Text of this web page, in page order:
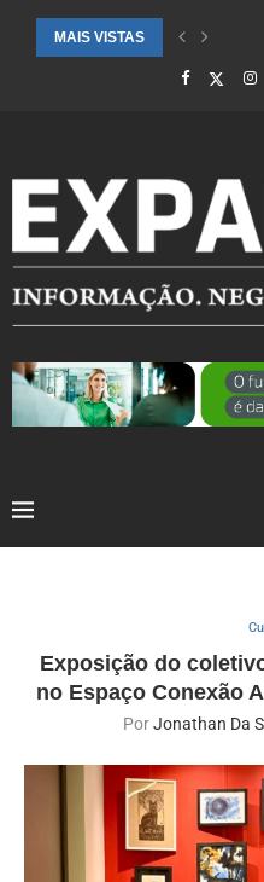
MAIS VISTAS
CIDADES ATENDIDAS PELO
Exposição do
no Espaço Conexão
PorJonathan Da